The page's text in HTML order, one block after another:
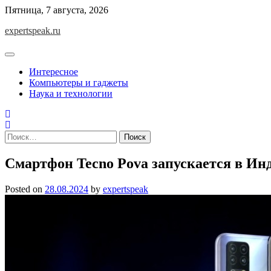
Skip
content
Пятница, 7 августа, 2026
expertspeak.ru
Интересное
Компьютеры и гаджеты
Наука и технологии
Найти:
Смартфон Tecno Pova запускается в
Posted on 28.08.2024 by expertspeak